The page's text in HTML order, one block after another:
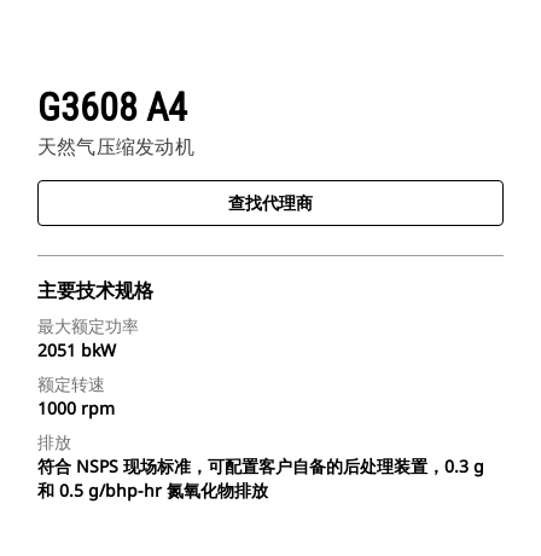
G3608 A4
天然气压缩发动机
查找代理商
主要技术规格
最大额定功率
2051 bkW
额定转速
1000 rpm
排放
符合 NSPS 现场标准，可配置客户自备的后处理装置，0.3 g
和 0.5 g/bhp-hr 氮氧化物排放